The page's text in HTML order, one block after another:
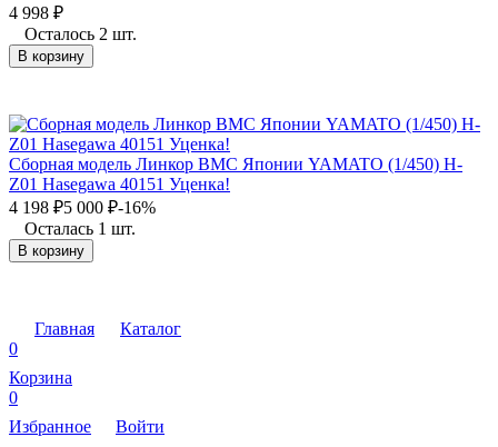
4 998 ₽
Осталось 2 шт.
В корзину
Сборная модель Линкор ВМС Японии YAMATO (1/450) H-
Z01 Hasegawa 40151 Уценка!
4 198 ₽5 000 ₽-16%
Осталась 1 шт.
В корзину
Главная
Каталог
0
Корзина
0
Избранное
Войти